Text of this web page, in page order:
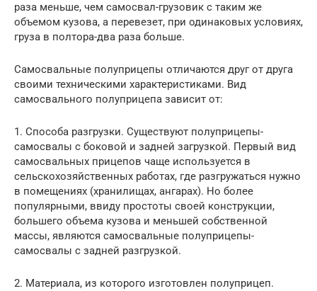
раза меньше, чем самосвал-грузовик с таким же
объемом кузова, а перевезет, при одинаковых условиях,
груза в полтора-два раза больше.
Самосвальные полуприцепы отличаются друг от друга
своими техническими характеристиками. Вид
самосвального полуприцепа зависит от:
1. Способа разгрузки. Существуют полуприцепы-
самосвалы с боковой и задней загрузкой. Первый вид
самосвальных прицепов чаще используется в
сельскохозяйственных работах, где разгружаться нужно
в помещениях (хранилищах, ангарах). Но более
популярными, ввиду простоты своей конструкции,
большего объема кузова и меньшей собственной
массы, являются самосвальные полуприцепы-
самосвалы с задней разгрузкой.
2. Материала, из которого изготовлен полуприцеп.